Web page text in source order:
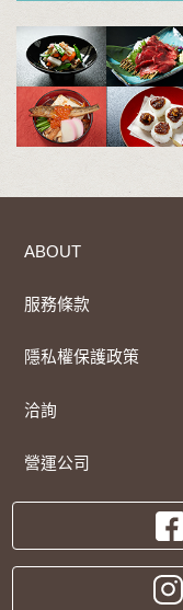
ABOUT
服務條款
隱私權保護政策
洽詢
營運公司